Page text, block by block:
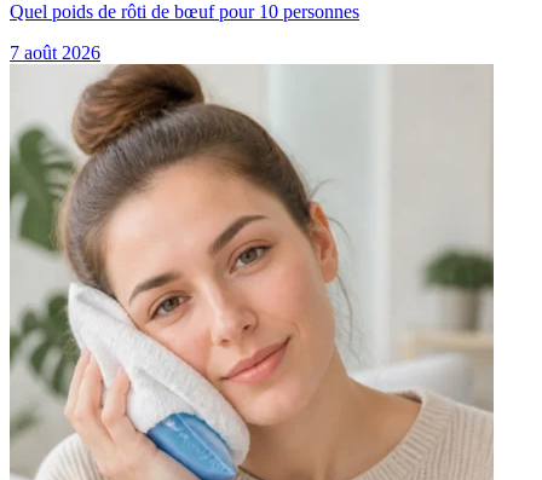
Quel poids de rôti de bœuf pour 10 personnes
7 août 2026